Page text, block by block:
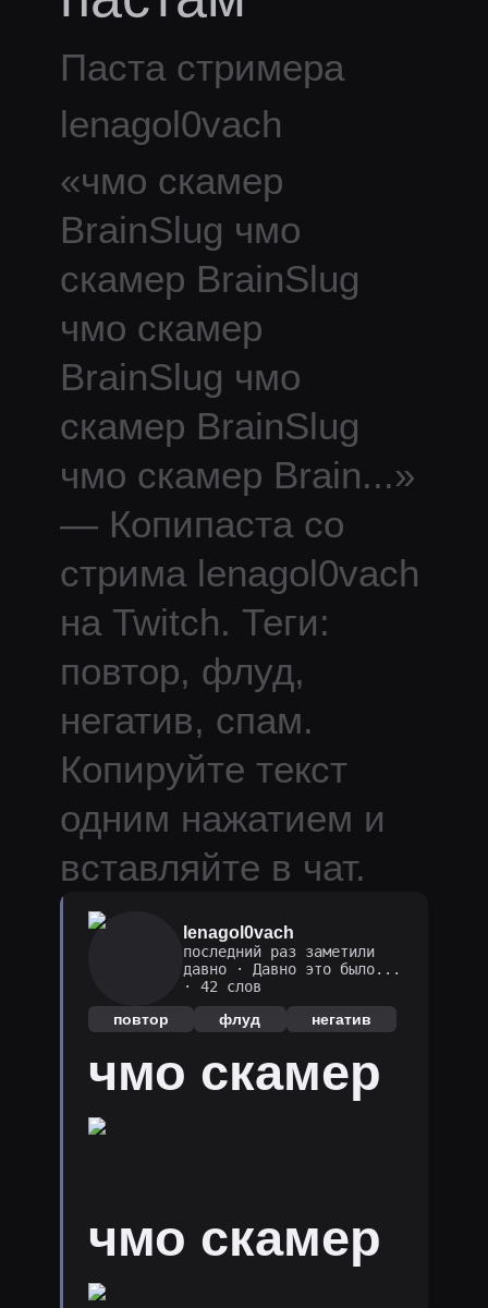
Паста стримера
lenagol0vach
«чмо скамер
BrainSlug чмо
скамер BrainSlug
чмо скамер
BrainSlug чмо
скамер BrainSlug
чмо скамер Brain...»
— Копипаста со
стрима lenagol0vach
на Twitch. Теги:
повтор, флуд,
негатив, спам.
Копируйте текст
одним нажатием и
вставляйте в чат.
lenagol0vach
последний раз заметили
давно·
Давно это было...
· 42 слов
повтор
флуд негатив
чмо скамер
чмо скамер